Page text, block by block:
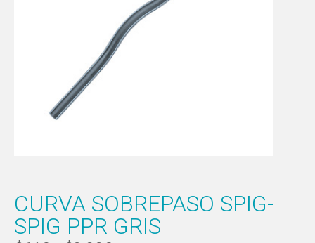
CURVA SOBREPASO SPIG-
SPIG PPR GRIS